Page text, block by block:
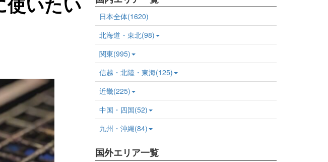
日本全体(1620)
北海道・東北(98)
関東(995)
信越・北陸・東海(125)
近畿(225)
中国・四国(52)
九州・沖縄(84)
国外エリア一覧